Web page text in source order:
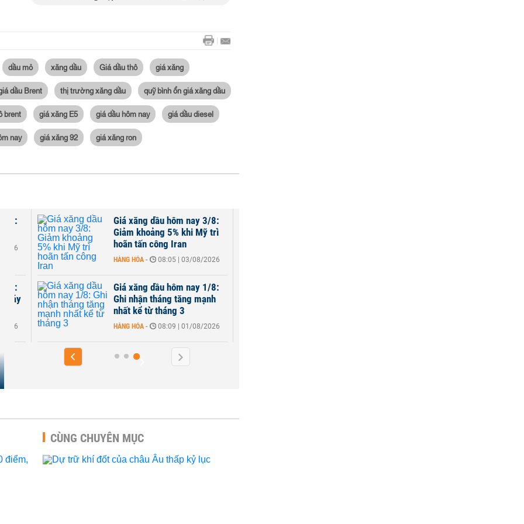
dầu mỏ xăng dầu Giá dầu thô giá xăng
dầu Brent thị trường xăng dầu quỹ bình ổn giá xăng dầu
brent giá xăng E5 giá dầu hôm nay giá dầu diesel
nay giá xăng 92 giá xăng ron
5/8:
2026
4/8:
đáy
2026
Giá xăng dầu hôm nay 3/8:
Giảm khoảng 5% khi Mỹ trì
hoãn tấn công Iran
HÀNG HÓA - 08:05 | 03/08/2026
Giá xăng dầu hôm nay 1/8:
Ghi nhận tháng tăng mạnh
nhất kể từ tháng 3
HÀNG HÓA - 08:09 | 01/08/2026
CÙNG CHUYÊN MỤC